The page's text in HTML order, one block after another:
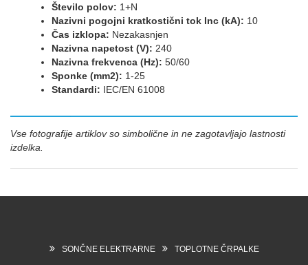
Število polov: 1+N
Nazivni pogojni kratkostični tok Inc (kA): 10
Čas izklopa: Nezakasnjen
Nazivna napetost (V): 240
Nazivna frekvenca (Hz): 50/60
Sponke (mm2): 1-25
Standardi: IEC/EN 61008
Vse fotografije artiklov so simbolične in ne zagotavljajo lastnosti
izdelka.
SONČNE ELEKTRARNE TOPLOTNE ČRPALKE